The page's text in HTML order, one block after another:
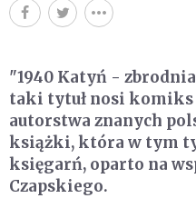
"1940 Katyń -
taki tytuł nosi komiks
autorstwa znanych
książki, która w tym
księgarń, oparto na
Czapskiego.